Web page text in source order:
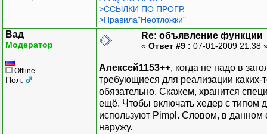
>ССЫЛКИ ПО ПРОГР.
>Правила"Неотложки"
Вад
Модератор
Offline
Пол:
Re: объявление функции
« Ответ #9 : 07-01-2009 21:38
Алексей1153++, когда не надо в
требующиеся для реализации каких-
обязательно. Скажем, хранится
ещё. Чтобы включать хедер с типом
используют Pimpl. Словом, в данном
наружу.